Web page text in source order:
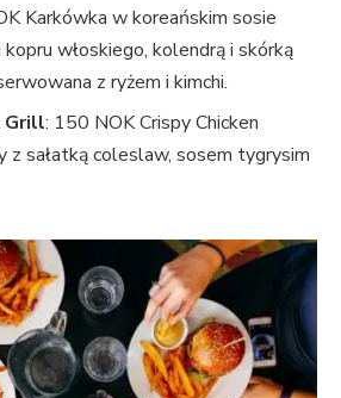
Karkówka w koreańskim sosie
kopru włoskiego, kolendrą i skórką
z ryżem i kimchi.
Grill: 150 NOK Crispy Chicken
z sałatką coleslaw, sosem tygrysim